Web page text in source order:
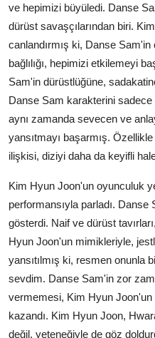
ve hepimizi büyüledi. Danse
dürüst savaşçılarından biri.
canlandırmış ki, Danse
bağlılığı, hepimizi etkilemeyi
Sam'in dürüstlüğüne,
Danse Sam karakterini sadece
aynı zamanda sevecen ve
yansıtmayı başarmış.
ilişkisi, diziyi daha da keyifli
Kim Hyun Joon'un oyunculuk
performansıyla parladı.
gösterdi. Naif ve dürüst
Hyun Joon'un mimikleriyle,
yansıtılmış ki, resmen onunla
sevdim. Danse Sam'in zor
vermemesi, Kim Hyun
kazandı. Kim Hyun Joon,
değil, yeteneğiyle de göz